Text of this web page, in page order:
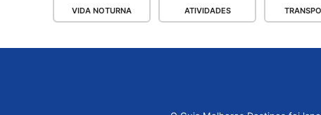
VIDA NOTURNA ATIVIDADES